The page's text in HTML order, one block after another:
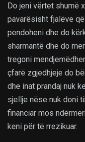
Do jeni vërtet shumë
pavarësisht fjalëve
pendoheni dhe do
sharmantë dhe do
tregoni
çfarë zgjedhjeje do
dhe inat prandaj nuk
sjellje nëse nuk doni
financiar mos
keni për të rrezikuar.